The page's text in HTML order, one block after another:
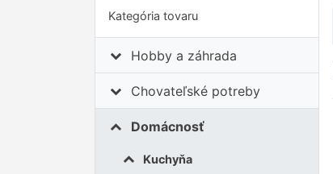
Kategória tovaru
Hobby a záhrada
Chovateľské potreby
Domácnosť
Kuchyňa